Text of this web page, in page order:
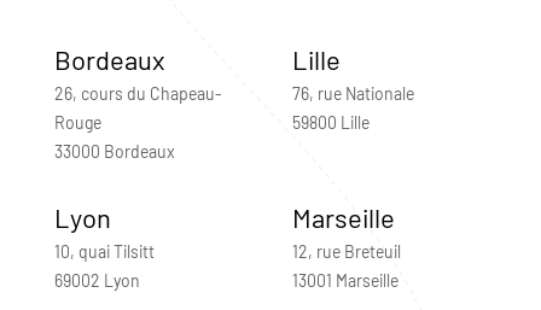
Bordeaux
26, cours du Chapeau-
Rouge
33000 Bordeaux
Lille
76, rue Nationale
59800 Lille
Lyon
10, quai Tilsitt
69002 Lyon
Marseille
12, rue Breteuil
13001 Marseille